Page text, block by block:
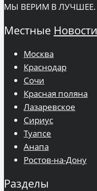
МЫ ВЕРИМ В ЛУЧШЕЕ.
Местные Новости
Москва
Краснодар
Сочи
Красная поляна
Лазаревское
Сириус
Туапсе
Анапа
Ростов-на-Дону
Разделы